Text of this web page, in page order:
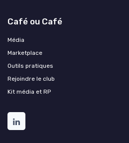
Café ou Café
Média
Marketplace
Outils pratiques
Rejoindre le club
Kit média et RP